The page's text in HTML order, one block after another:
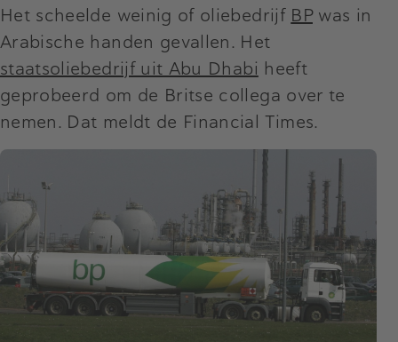
Het scheelde weinig of oliebedrijf BPwas in
Arabische handen gevallen. Het
staatsoliebedrijf uit Abu Dhabi heeft
geprobeerd om de Britse collega over te
nemen. Dat meldt de Financial Times.